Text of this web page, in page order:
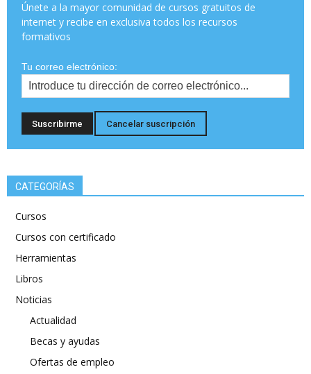
Únete a la mayor comunidad de cursos gratuitos de
internet y recibe en exclusiva todos los recursos
formativos
Tu correo electrónico:
CATEGORÍAS
Cursos
Cursos con certificado
Herramientas
Libros
Noticias
Actualidad
Becas y ayudas
Ofertas de empleo